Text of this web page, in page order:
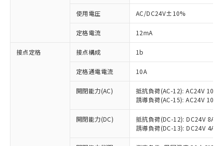
使用電圧 AC/DC24V±10%
定格電流 12mA
接点定格 接点構成 1b
定格通電電流 10A
開閉能力(AC)
抵抗負荷(AC-12): AC24V 10A/
誘導負荷(AC-15): AC24V
開閉能力(DC)
抵抗負荷(DC-12): DC24V 8A/
誘導負荷(DC-13): DC24V 4A/
ご利用条件
以下の条件をお読みいただき、同意のうえ
ご利用ください。
本サービスは、当社制御機器事業取扱
※1 対応状況
対応済み：EU RoHS指令（10物質）の
非含有に対応した製品が提供可能な商品で
対応予定：EU RoHS指令（10物質）の非含
有に対応した製品に切り替える予定のある
対応予定なし：EU RoHS指令（10物質）の
非含有に非対応の商品で、対応品を出す予
定はありません。
調査・確認中：EU RoHS指令（10物質）の
非含有の対応状況を調査中または確認中の
※1 中国RoHS○×表